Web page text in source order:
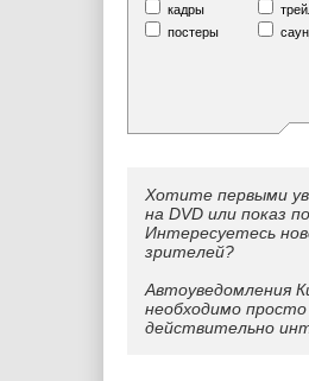
кадры
постеры
Хотите первыми
на DVD или показ
Интересуетесь
зрителей?
Автоуведомления
необходимо
действительно